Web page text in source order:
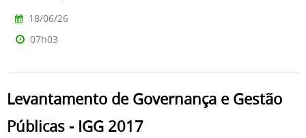
18/06/26
07h03
Levantamento de Governança e Gestão
Públicas - IGG 2017